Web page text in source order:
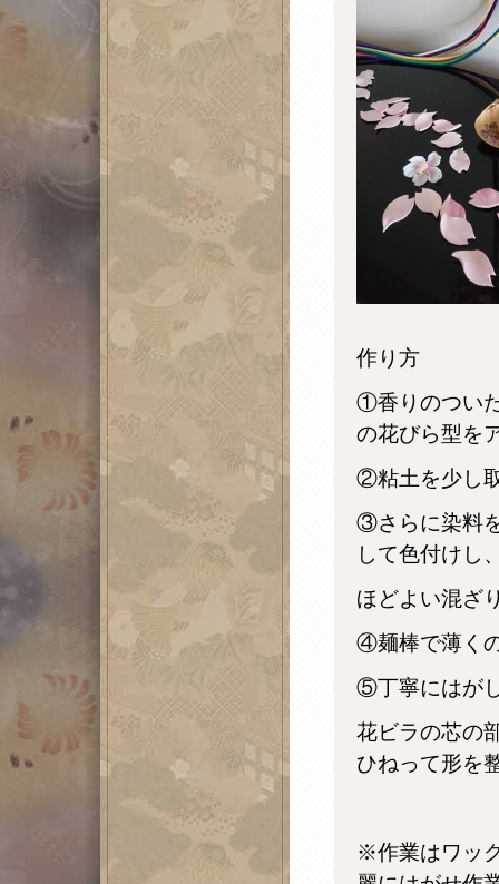
作り方
①香りのつい
の花びら型を
②粘土を少し
③さらに染料
して色付けし
ほどよい混ざ
④麺棒で薄く
⑤丁寧にはが
花ビラの芯の
ひねって形を
※作業はワッ